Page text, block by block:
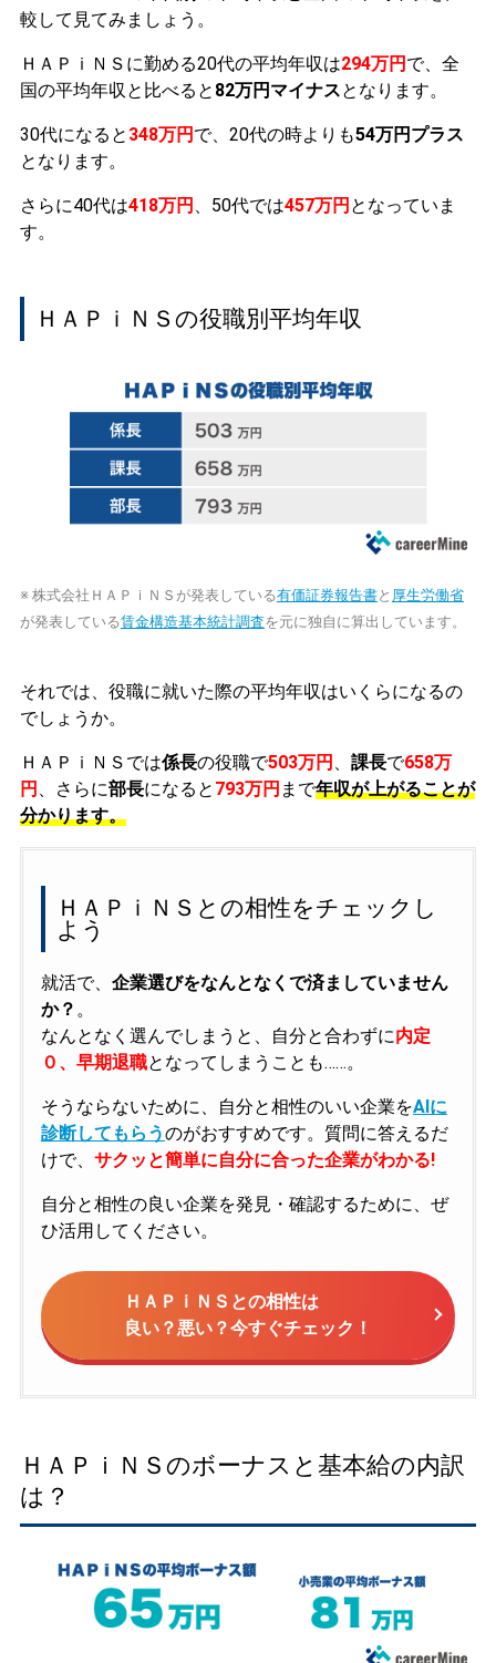
較して見てみましょう。
ＨＡＰｉＮＳに勤める20代の平均年収は294万円 で、全
国の平均年収と比べると 82万円マイナスとなります。
30代になると 348万円 で、20代の時よりも54万円プラス
となります。
さらに40代は418万円 、50代では457万円 となっていま
す。
ＨＡＰｉＮＳの役職別平均年収
※ 株式会社ＨＡＰｉＮＳが発表している有価証券報告書と 厚生労働省
が発表している賃金構造基本統計調査を元に独自に算出しています。
それでは、役職に就いた際の平均年収はいくらになるの
でしょうか。
ＨＡＰｉＮＳでは係長の役職で503万円 、 課長で658万
円 、さらに部長になると 793万円 まで年収が上がることが
分かります。
ＨＡＰｉＮＳとの相性をチェックし
よう
就活で、 企業選びをなんとなくで済ましていません
か？ 。
なんとなく選んでしまうと、自分と合わずに内定
０、早期退職となってしまうことも……。
そうならないために、自分と相性のいい企業をAIに
診断してもらうのがおすすめです。質問に答えるだ
けで、 サクッと簡単に自分に合った企業がわかる!
自分と相性の良い企業を発見・確認するために、ぜ
ひ活用してください。
ＨＡＰｉＮＳとの相性は
良い？悪い？今すぐチェック！
ＨＡＰｉＮＳのボーナスと基本給の内訳
は？